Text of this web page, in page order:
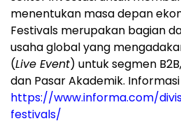
menentukan masa depan
Festivals merupakan bagian
usaha global yang
(Live Event) untuk segmen
dan Pasar Akademik.
https://www.informa.com/
festivals/